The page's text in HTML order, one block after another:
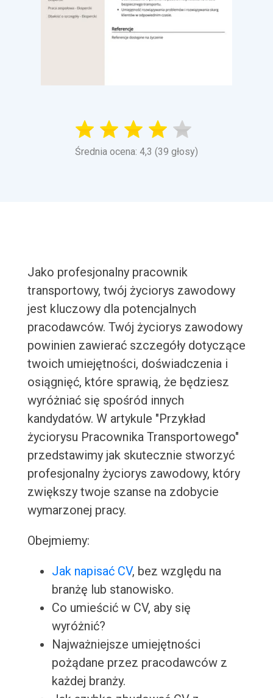
Średnia ocena: 4,3 (39 głosy)
Jako profesjonalny pracownik
transportowy, twój życiorys zawodowy
jest kluczowy dla potencjalnych
pracodawców. Twój życiorys zawodowy
powinien zawierać szczegóły dotyczące
twoich umiejętności, doświadczenia i
osiągnięć, które sprawią, że będziesz
wyróżniać się spośród innych
kandydatów. W artykule "Przykład
życiorysu Pracownika Transportowego"
przedstawimy jak skutecznie stworzyć
profesjonalny życiorys zawodowy, który
zwiększy twoje szanse na zdobycie
wymarzonej pracy.
Obejmiemy:
Jak napisać CV, bez względu na
branżę lub stanowisko.
Co umieścić w CV, aby się
wyróżnić?
Najważniejsze umiejętności
pożądane przez pracodawców z
każdej branży.